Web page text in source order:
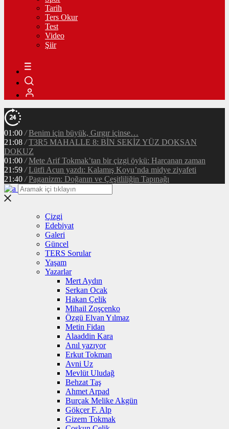
Tarih
Ters Okur
Test
Video
Şiir
01:00 / Benim için büyük, Gırgır içinse…
21:08 / T3R5 MAHALLE 8: BİN SEKİZ YÜZ DOKSAN
DOKUZ
01:00 / Mete Arif Tokmak’tan bir çizgi öykü: Harcanan zaman
21:59 / Lütfi Acun yazdı: Kalamış Koyu’nda midye ziyafeti
21:40 / Paganizm: Doğanın ve Çeşitliliğin Tapınağı
Çizgi
Edebiyat
Galeri
Güncel
TERS Sorular
Yaşam
Yazarlar
Mert Aydın
Serkan Ocak
Hakan Çelik
Mihail Zoşçenko
Özgü Elvan Yılmaz
Metin Fidan
Alaaddin Kara
Anıl yazıyor
Erkut Tokman
Avni Uz
Mevlüt Uludağ
Behzat Taş
Ahmet Arpad
Burçak Melike Akgün
Gökçer F. Alp
Gizem Tokmak